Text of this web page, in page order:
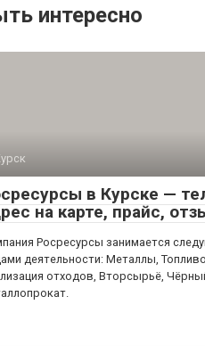
интересно
в Курске —
на карте, прайс,
Росресурсы занимается
деятельности: Металлы,
отходов, Вторсырьё,